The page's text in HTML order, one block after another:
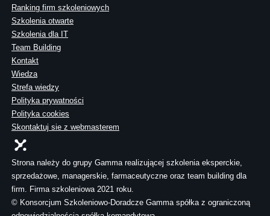
Ranking firm szkoleniowych
Szkolenia otwarte
Szkolenia dla IT
Team Building
Kontakt
Wiedza
Strefa wiedzy
Polityka prywatności
Polityka cookies
Skontaktuj sie z webmasterem
Strona należy do grupy Gamma realizującej szkolenia eksperckie,
sprzedażowe, managerskie, farmaceutyczne oraz team building dla
firm. Firma szkoleniowa 2021 roku.
© Konsorcjum Szkoleniowo-Doradcze Gamma spółka z ograniczoną